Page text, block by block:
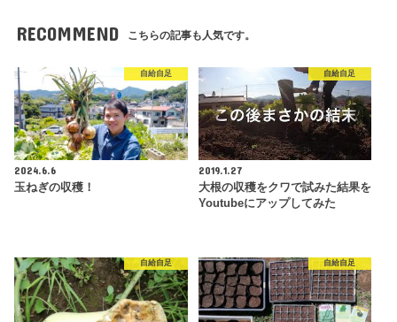
RECOMMEND こちらの記事も人気です。
自給自足
2024.6.6
玉ねぎの収穫！
自給自足
2019.1.27
大根の収穫をクワで試みた結果を
Youtubeにアップしてみた
自給自足 自給自足